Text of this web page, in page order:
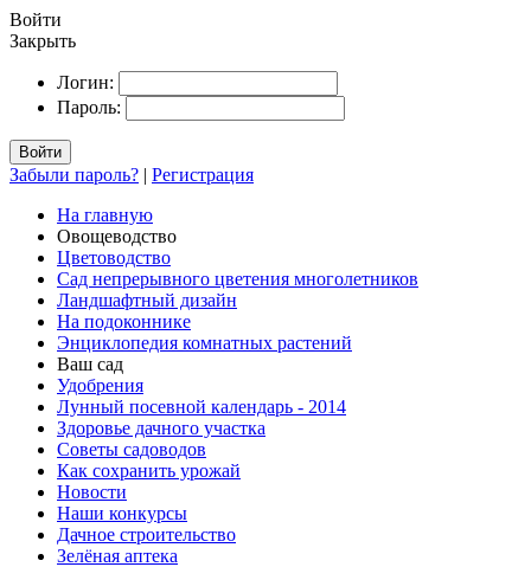
Войти
Закрыть
Логин:
Пароль:
Войти
Забыли пароль? | Регистрация
На главную
Овощеводство
Цветоводство
Сад непрерывного цветения многолетников
Ландшафтный дизайн
На подоконнике
Энциклопедия комнатных растений
Ваш сад
Удобрения
Лунный посевной календарь - 2014
Здоровье дачного участка
Советы садоводов
Как сохранить урожай
Новости
Наши конкурсы
Дачное строительство
Зелёная аптека